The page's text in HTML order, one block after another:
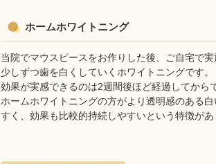
ホームホワイトニング
当院でマウスピースをお作りした後、ご自宅で実
少しずつ歯を白くしていくホワイトニングです。
効果が実感できるのは2週間後ほど経過してから
ホームホワイトニングの方がより透明感のある
すく、効果も比較的持続しやすいという特徴があ